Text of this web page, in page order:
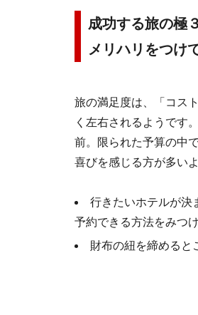
成功する旅の極
メリハリをつけ
旅の満足度は、「コス
く左右されるようです
前。限られた予算の中
喜びを感じる方が多い
行きたいホテルが決
予約できる方法をみつ
財布の紐を締めると